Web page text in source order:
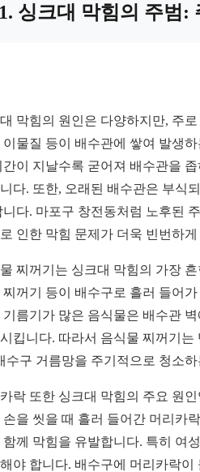
싱크대 막힘의 주범:
막힘의 원인은 다양하지만, 주
이물질 등이 배수관에 쌓여 발생
간이 지날수록 굳어져 배수관을
다. 또한, 오래된 배수관은 부식
니다. 마포구 창전동처럼 노후된
인한 막힘 문제가 더욱 빈번하
찌꺼기는 싱크대 막힘의 가장
찌꺼기 등이 배수구로 흘러 들어
기름기가 많은 음식물은 배수관
킵니다. 따라서 음식물 찌꺼기
수구 거름망을 주기적으로 청소
락 또한 싱크대 막힘의 주요 원
손을 씻을 때 흘러 들어간 머리카
함께 막힘을 유발합니다. 특히 여
야 합니다. 배수구에 머리카락